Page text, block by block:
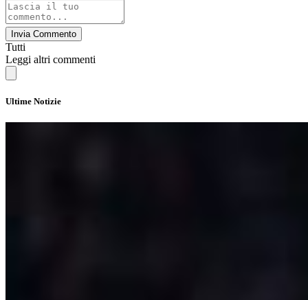
Invia Commento
Tutti
Leggi altri commenti
Ultime Notizie